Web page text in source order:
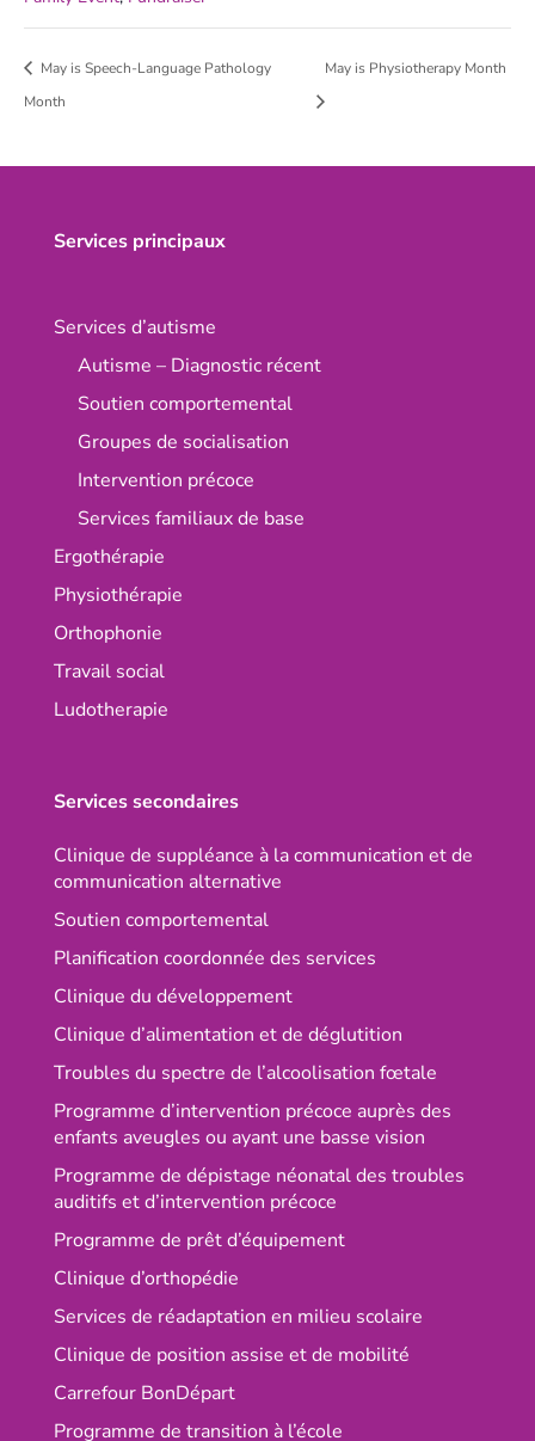
May is Speech-Language Pathology
Month
May is Physiotherapy Month
Services principaux
Services d’autisme
Autisme – Diagnostic récent
Soutien comportemental
Groupes de socialisation
Intervention précoce
Services familiaux de base
Ergothérapie
Physiothérapie
Orthophonie
Travail social
Ludotherapie
Services secondaires
Clinique de suppléance à la communication et de
communication alternative
Soutien comportemental
Planification coordonnée des services
Clinique du développement
Clinique d’alimentation et de déglutition
Troubles du spectre de l’alcoolisation fœtale
Programme d’intervention précoce auprès des
enfants aveugles ou ayant une basse vision
Programme de dépistage néonatal des troubles
auditifs et d’intervention précoce
Programme de prêt d’équipement
Clinique d’orthopédie
Services de réadaptation en milieu scolaire
Clinique de position assise et de mobilité
Carrefour BonDépart
Programme de transition à l’école